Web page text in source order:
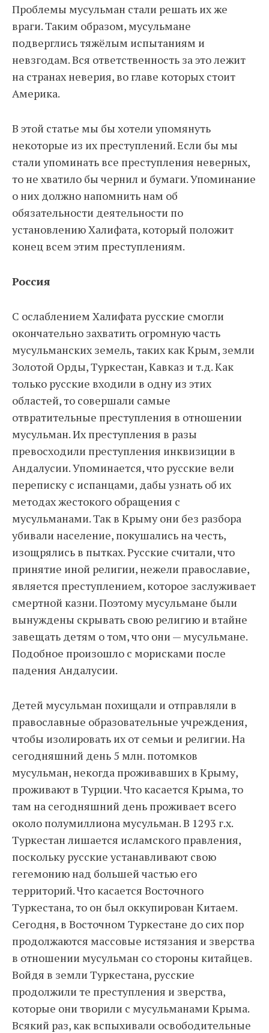
Проблемы мусульман стали решать их же
враги. Таким образом, мусульмане
подверглись тяжёлым испытаниям и
невзгодам. Вся ответственность за это лежит
на странах неверия, во главе которых стоит
Америка.
В этой статье мы бы хотели упомянуть
некоторые из их преступлений. Если бы мы
стали упоминать все преступления неверных,
то не хватило бы чернил и бумаги. Упоминание
о них должно напомнить нам об
обязательности деятельности по
установлению Халифата, который положит
конец всем этим преступлениям.
Россия
С ослаблением Халифата русские смогли
окончательно захватить огромную часть
мусульманских земель, таких как Крым, земли
Золотой Орды, Туркестан, Кавказ и т.д. Как
только русские входили в одну из этих
областей, то совершали самые
отвратительные преступления в отношении
мусульман. Их преступления в разы
превосходили преступления инквизиции в
Андалусии. Упоминается, что русские вели
переписку с испанцами, дабы узнать об их
методах жестокого обращения с
мусульманами. Так в Крыму они без разбора
убивали население, покушались на честь,
изощрялись в пытках. Русские считали, что
принятие иной религии, нежели православие,
является преступлением, которое заслуживает
смертной казни. Поэтому мусульмане были
вынуждены скрывать свою религию и втайне
завещать детям о том, что они — мусульмане.
Подобное произошло с морисками после
падения Андалусии.
Детей мусульман похищали и отправляли в
православные образовательные учреждения,
чтобы изолировать их от семьи и религии. На
сегодняшний день 5 млн. потомков
мусульман, некогда проживавших в Крыму,
проживают в Турции. Что касается Крыма, то
там на сегодняшний день проживает всего
около полумиллиона мусульман. В 1293 г.х.
Туркестан лишается исламского правления,
поскольку русские устанавливают свою
гегемонию над большей частью его
территорий. Что касается Восточного
Туркестана, то он был оккупирован Китаем.
Сегодня, в Восточном Туркестане до сих пор
продолжаются массовые истязания и зверства
в отношении мусульман со стороны китайцев.
Войдя в земли Туркестана, русские
продолжили те преступления и зверства,
которые они творили с мусульманами Крыма.
Всякий раз, как вспыхивали освободительные